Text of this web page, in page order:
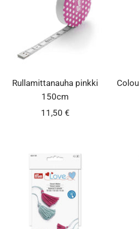
Rullamittanauha pinkki
150cm
Alennushinta
11,50 €